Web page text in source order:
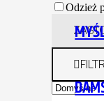
Odzież